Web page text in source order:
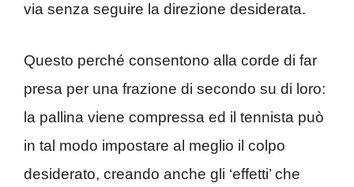
via senza seguire la direzione desiderata.
Questo perché consentono alla corde di far
presa per una frazione di secondo su di loro:
la pallina viene compressa ed il tennista può
in tal modo impostare al meglio il colpo
desiderato, creando anche gli ‘effetti’ che